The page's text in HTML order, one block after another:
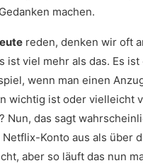
machen.
reden, denken wir oft
ist viel mehr als das. Es ist
wenn man einen
wichtig ist oder vielleicht
Nun, das sagt
Konto aus als über
aber so läuft das nun